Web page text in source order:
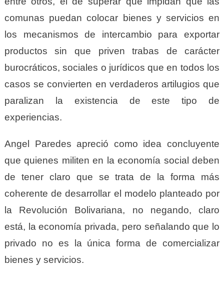
comunas puedan colocar bienes y servicios en
los mecanismos de intercambio para exportar
productos sin que priven trabas de carácter
burocráticos, sociales o jurídicos que en todos los
casos se convierten en verdaderos artilugios que
paralizan la existencia de este tipo de
experiencias.
Angel Paredes apreció como idea concluyente
que quienes militen en la economía social deben
de tener claro que se trata de la forma más
coherente de desarrollar el modelo planteado por
la Revolución Bolivariana, no negando, claro
está, la economía privada, pero señalando que lo
privado no es la única forma de comercializar
bienes y servicios.